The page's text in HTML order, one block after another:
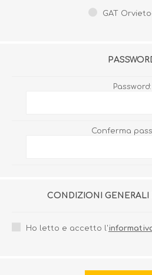
GAT
Password:
Conferma
CONDIZIONI GENERALI
Ho letto e accetto l'